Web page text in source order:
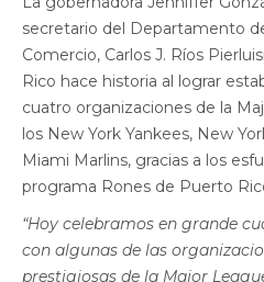
secretario del Departamento
Comercio, Carlos J. Ríos
Rico hace historia al lograr
cuatro organizaciones de la
los New York Yankees, New
Miami Marlins, gracias a los
programa Rones de Puerto
“Hoy celebramos en grande
con algunas de las
prestigiosas de la Major